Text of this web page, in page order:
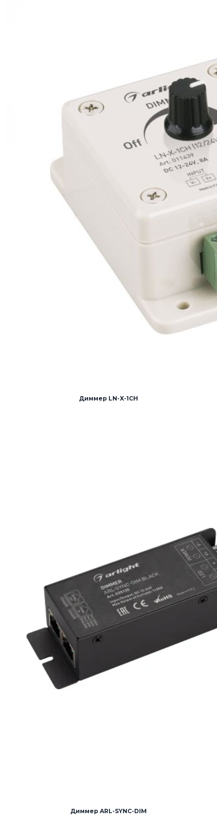
Диммер LN-X-1CH
Диммер ARL-SYNC-DIM